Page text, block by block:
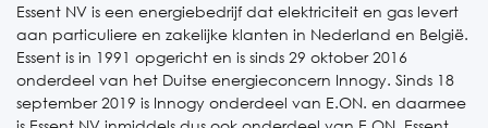
Essent NV is een energiebedrijf dat elektriciteit en gas levert
aan particuliere en zakelijke klanten in Nederland en België.
Essent is in 1991 opgericht en is sinds 29 oktober 2016
onderdeel van het Duitse energieconcern Innogy. Sinds 18
september 2019 is Innogy onderdeel van E.ON. en daarmee